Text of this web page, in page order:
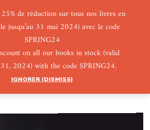
de réduction sur tous nos livres en
jusqu’au 31 mai 2024) avec le code
SPRING24
on all our books in stock (valid
2024) with the code SPRING24.
IGNORER (DISMISS)
0 0